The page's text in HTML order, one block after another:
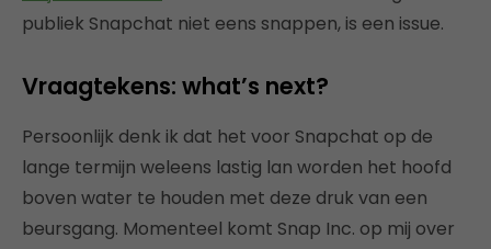
publiek Snapchat niet eens snappen, is een issue.
Vraagtekens: what’s next?
Persoonlijk denk ik dat het voor Snapchat op de
lange termijn weleens lastig lan worden het hoofd
boven water te houden met deze druk van een
beursgang. Momenteel komt Snap Inc. op mij over